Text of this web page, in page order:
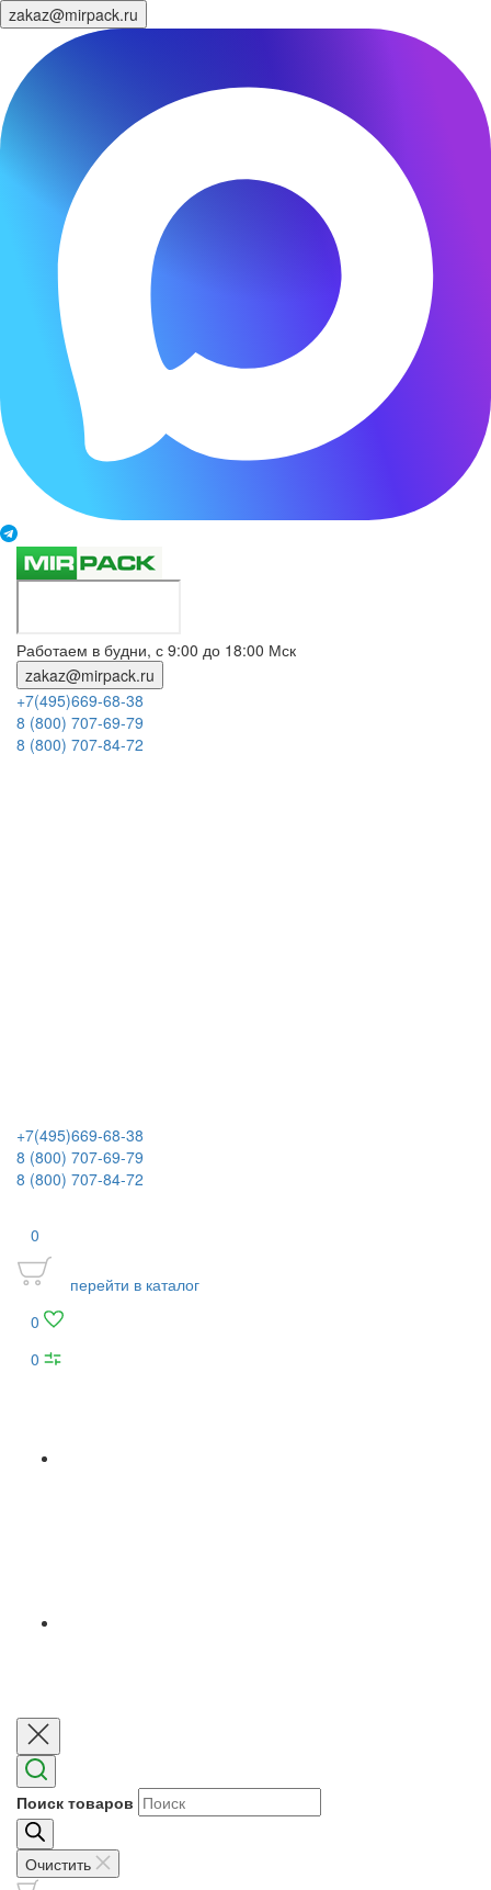
zakaz@mirpack.ru
Работаем в будни, с 9:00 до 18:00 Мск
zakaz@mirpack.ru
+7(495)669-68-38
8 (800) 707-69-79
8 (800) 707-84-72
+7(495)669-68-38
8 (800) 707-69-79
8 (800) 707-84-72
0
перейти в каталог
0
0
Поиск товаров
Очистить